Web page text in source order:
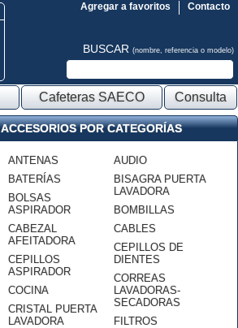
Contacto
Agregar a favoritos
BUSCAR (nombre, referencia o modelo)
Cafeteras SAECO Consulta
ACCESORIOS POR CATEGORÍAS
ANTENAS
BATERÍAS
BOLSAS
ASPIRADOR
CABEZAL
AFEITADORA
CEPILLOS
ASPIRADOR
COCINA
CRISTAL PUERTA
LAVADORA
AUDIO
BISAGRA PUERTA
LAVADORA
BOMBILLAS
CABLES
CEPILLOS DE
DIENTES
CORREAS
LAVADORAS-
SECADORAS
FILTROS